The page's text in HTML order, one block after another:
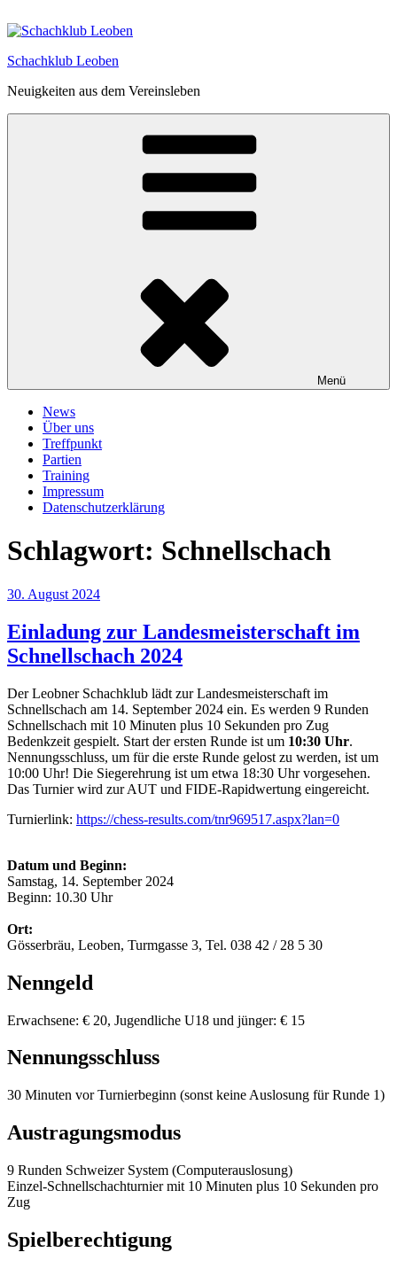
Inhalt
Schachklub Leoben
Neuigkeiten aus dem Vereinsleben
Menü
News
Über uns
Treffpunkt
Partien
Training
Impressum
Datenschutzerklärung
Schlagwort: Schnellschach
Veröffentlicht
30. August 2024
Einladung zur Landesmeisterschaft im
Schnellschach 2024
Der Leobner Schachklub lädt zur Landesmeisterschaft im
Schnellschach am 14. September 2024 ein. Es werden 9 Runden
Schnellschach mit 10 Minuten plus 10 Sekunden pro Zug
Bedenkzeit gespielt. Start der ersten Runde ist um 10:30 Uhr.
Nennungsschluss, um für die erste Runde gelost zu werden, ist um
10:00 Uhr! Die Siegerehrung ist um etwa 18:30 Uhr vorgesehen.
Das Turnier wird zur AUT und FIDE-Rapidwertung eingereicht.
Turnierlink: https://chess-results.com/tnr969517.aspx?lan=0
Datum und Beginn:
Samstag, 14. September 2024
Beginn: 10.30 Uhr
Ort:
Gösserbräu, Leoben, Turmgasse 3, Tel. 038 42 / 28 5 30
Nenngeld
Erwachsene: € 20, Jugendliche U18 und jünger: € 15
Nennungsschluss
30 Minuten vor Turnierbeginn (sonst keine Auslosung für Runde 1)
Austragungsmodus
9 Runden Schweizer System (Computerauslosung)
Einzel-Schnellschachturnier mit 10 Minuten plus 10 Sekunden pro
Zug
Spielberechtigung